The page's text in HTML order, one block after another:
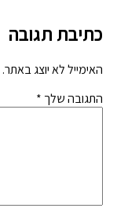
כתיבת תגובה
האימייל לא יוצג באתר.
התגובה שלך *